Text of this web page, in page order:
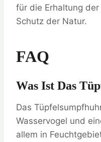
für die Erhaltung
Schutz der Natur.
FAQ
Was Ist Das
Das
Wasservogel und
allem in